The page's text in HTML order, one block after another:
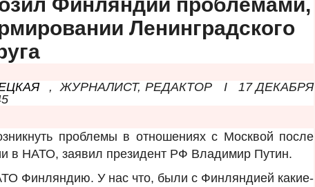
Ленинградского
, ЖУРНАЛИСТ, РЕДАКТОР I
17 ДЕКАБРЯ
проблемы в отношениях с Москвой после
в НАТО, заявил президент РФ Владимир Путин.
Финляндию. У нас что, были с Финляндией какие-